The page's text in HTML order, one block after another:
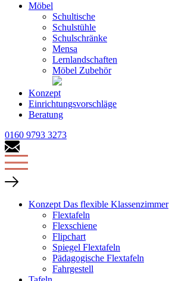
Möbel
Schultische
Schulstühle
Schulschränke
Mensa
Lernlandschaften
Möbel Zubehör
Konzept
Einrichtungsvorschläge
Beratung
0160 9793 3273
Konzept Das flexible Klassenzimmer
Flextafeln
Flexschiene
Flipchart
Spiegel Flextafeln
Pädagogische Flextafeln
Fahrgestell